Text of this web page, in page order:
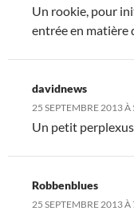
Un rookie, pour
entrée en matière
davidnews
25 SEPTEMBRE 2013 À
Un petit
Robbenblues
25 SEPTEMBRE 2013 À